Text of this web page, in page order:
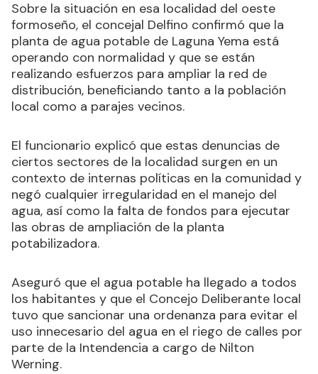
Sobre la situación en esa localidad del oeste
formoseño, el concejal Delfino confirmó que la
planta de agua potable de Laguna Yema está
operando con normalidad y que se están
realizando esfuerzos para ampliar la red de
distribución, beneficiando tanto a la población
local como a parajes vecinos.
El funcionario explicó que estas denuncias de
ciertos sectores de la localidad surgen en un
contexto de internas políticas en la comunidad y
negó cualquier irregularidad en el manejo del
agua, así como la falta de fondos para ejecutar
las obras de ampliación de la planta
potabilizadora.
Aseguró que el agua potable ha llegado a todos
los habitantes y que el Concejo Deliberante local
tuvo que sancionar una ordenanza para evitar el
uso innecesario del agua en el riego de calles por
parte de la Intendencia a cargo de Nilton
Werning.